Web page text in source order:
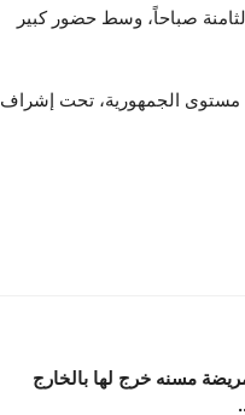
صباحاً، وسط حضور كبير
الإثنين والثلاثاء، في 8286 مقرًا انتخابيًا على مستوى الجمهورية، تحت إشراف
مسنه خرج لها بالخارج